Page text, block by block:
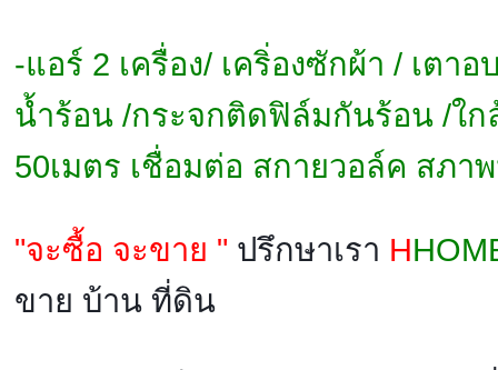
-แอร์ 2 เครื่อง/ เคริ่องซักผ้า / เตา
น้ำร้อน /กระจกติดฟิล์มกันร้อน /ใก
50เมตร เชื่อมต่อ สกายวอล์ค สภา
"จะซื้อ จะขาย " ปรึกษาเรา H
ขาย บ้าน ที่ดิน